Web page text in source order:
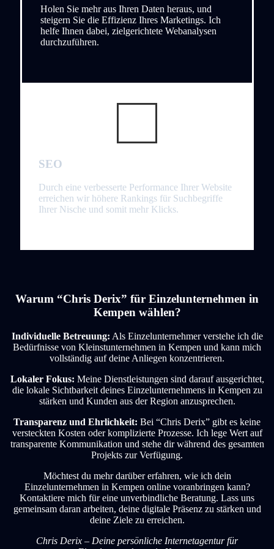
Holen Sie mehr aus Ihren Daten heraus, und
steigern Sie die Effizienz Ihres Marketings. Ich
helfe Ihnen dabei, zielgerichtete Webanalysen
durchzuführen.
SEO
Durch eine verbesserte Performance Ihrer Website
erreichen wir höhere Rankings für Suchbegriffe
Ihrer Nische und somit mehr Klicks.
Warum “Chris Derix” für Einzelunternehmen in
Kempen wählen?
Individuelle Betreuung: Als Einzelunternehmer verstehe ich die
Bedürfnisse von Kleinstunternehmen in Kempen und kann mich
vollständig auf deine Anliegen konzentrieren.
Lokaler Fokus: Meine Dienstleistungen sind darauf ausgerichtet,
die lokale Sichtbarkeit deines Einzelunternehmens in Kempen zu
stärken und Kunden aus der Region anzusprechen.
Transparenz und Ehrlichkeit: Bei “Chris Derix” gibt es keine
versteckten Kosten oder komplizierte Prozesse. Ich lege Wert auf
transparente Kommunikation und stehe dir während des gesamten
Projekts zur Verfügung.
Möchtest du mehr darüber erfahren, wie ich dein
Einzelunternehmen in Kempen online voranbringen kann?
Kontaktiere mich für eine unverbindliche Beratung. Lass uns
gemeinsam daran arbeiten, deine digitale Präsenz zu stärken und
deine Ziele zu erreichen.
Chris Derix – Deine persönliche Internetagentur für